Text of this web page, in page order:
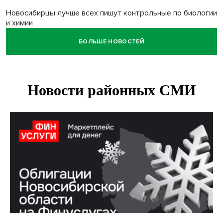
Новосибирцы лучше всех пишут контрольные по биологии
и химии
Нейросеть для диагностики депрессии в крови создали в
Двум бойцам СВО после минно-взрывной травмы
Персидский ковер «108 шахов» впервые вывезли из музея
Востока в Новосибирск
Актриса из Новосибирска Евгения Туркова сыграла мать
в сериале «Малой»
БОЛЬШЕ НОВОСТЕЙ